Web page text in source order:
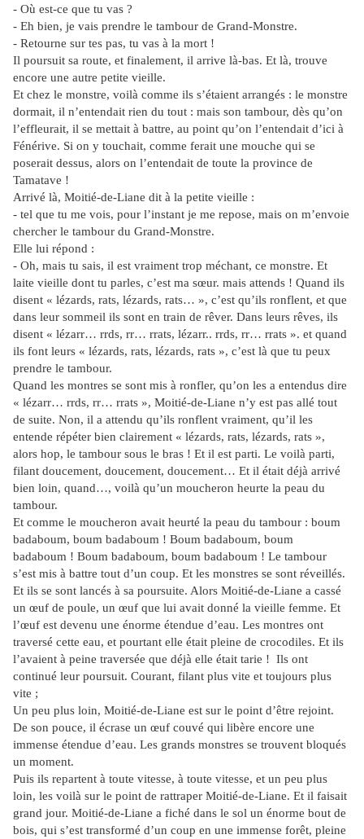
- Où est-ce que tu vas ?
- Eh bien, je vais prendre le tambour de Grand-Monstre.
- Retourne sur tes pas, tu vas à la mort !
Il poursuit sa route, et finalement, il arrive là-bas. Et là, trouve
encore une autre petite vieille.
Et chez le monstre, voilà comme ils s’étaient arrangés : le monstre
dormait, il n’entendait rien du tout : mais son tambour, dès qu’on
l’effleurait, il se mettait à battre, au point qu’on l’entendait d’ici à
Fénérive. Si on y touchait, comme ferait une mouche qui se
poserait dessus, alors on l’entendait de toute la province de
Tamatave !
Arrivé là, Moitié-de-Liane dit à la petite vieille :
- tel que tu me vois, pour l’instant je me repose, mais on m’envoie
chercher le tambour du Grand-Monstre.
Elle lui répond :
- Oh, mais tu sais, il est vraiment trop méchant, ce monstre. Et
laite vieille dont tu parles, c’est ma sœur. mais attends ! Quand ils
disent « lézards, rats, lézards, rats… », c’est qu’ils ronflent, et que
dans leur sommeil ils sont en train de rêver. Dans leurs rêves, ils
disent « lézarr… rrds, rr… rrats, lézarr.. rrds, rr… rrats ». et quand
ils font leurs « lézards, rats, lézards, rats », c’est là que tu peux
prendre le tambour.
Quand les montres se sont mis à ronfler, qu’on les a entendus dire
« lézarr… rrds, rr… rrats », Moitié-de-Liane n’y est pas allé tout
de suite. Non, il a attendu qu’ils ronflent vraiment, qu’il les
entende répéter bien clairement « lézards, rats, lézards, rats »,
alors hop, le tambour sous le bras ! Et il est parti. Le voilà parti,
filant doucement, doucement, doucement… Et il était déjà arrivé
bien loin, quand…, voilà qu’un moucheron heurte la peau du
tambour.
Et comme le moucheron avait heurté la peau du tambour : boum
badaboum, boum badaboum ! Boum badaboum, boum
badaboum ! Boum badaboum, boum badaboum ! Le tambour
s’est mis à battre tout d’un coup. Et les monstres se sont réveillés.
Et ils se sont lancés à sa poursuite. Alors Moitié-de-Liane a cassé
un œuf de poule, un œuf que lui avait donné la vieille femme. Et
l’œuf est devenu une énorme étendue d’eau. Les montres ont
traversé cette eau, et pourtant elle était pleine de crocodiles. Et ils
l’avaient à peine traversée que déjà elle était tarie ! Ils ont
continué leur poursuit. Courant, filant plus vite et toujours plus
vite ;
Un peu plus loin, Moitié-de-Liane est sur le point d’être rejoint.
De son pouce, il écrase un œuf couvé qui libère encore une
immense étendue d’eau. Les grands monstres se trouvent bloqués
un moment.
Puis ils repartent à toute vitesse, à toute vitesse, et un peu plus
loin, les voilà sur le point de rattraper Moitié-de-Liane. Et il faisait
grand jour. Moitié-de-Liane a fiché dans le sol un énorme bout de
bois, qui s’est transformé d’un coup en une immense forêt, pleine